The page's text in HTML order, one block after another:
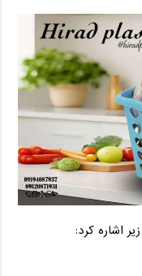
اشاره کرد: